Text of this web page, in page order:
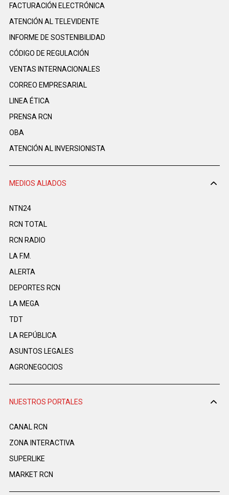
FACTURACIÓN ELECTRÓNICA
ATENCIÓN AL TELEVIDENTE
INFORME DE SOSTENIBILIDAD
CÓDIGO DE REGULACIÓN
VENTAS INTERNACIONALES
CORREO EMPRESARIAL
LINEA ÉTICA
PRENSA RCN
OBA
ATENCIÓN AL INVERSIONISTA
MEDIOS ALIADOS
NTN24
RCN TOTAL
RCN RADIO
LA F.M.
ALERTA
DEPORTES RCN
LA MEGA
TDT
LA REPÚBLICA
ASUNTOS LEGALES
AGRONEGOCIOS
NUESTROS PORTALES
CANAL RCN
ZONA INTERACTIVA
SUPERLIKE
MARKET RCN